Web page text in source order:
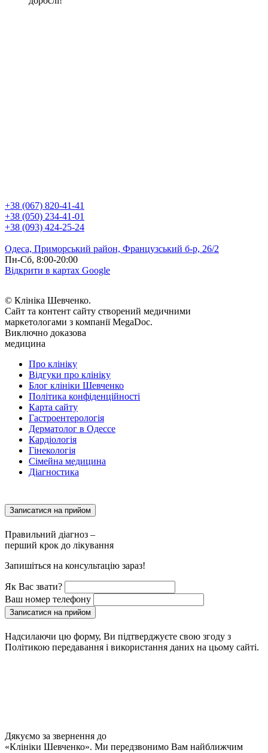
+38 (067) 820-41-41
+38 (050) 234-41-01
+38 (093) 424-25-24
Одеса, Приморський район, Французський б-р, 26/2
Пн-Сб, 8:00-20:00
Відкрити в картах Google
© Клініка Шевченко.
Сайт та контент сайту створений медичними
маркетологами з компанії MegaDoc.
Виключно доказова
медицина
Про клініку
Відгуки про клініку
Блог клініки Шевченко
Політика конфіденційності
Карта сайту
Гастроентерологія
Дерматолог в Одессе
Кардіологія
Гінекологія
Сімейна медицина
Діагностика
Записатися на прийом
Правильний діагноз –
перший крок до лікування
Запишіться на консультацію зараз!
Як Вас звати?
Ваш номер телефону
Записатися на прийом
Надсилаючи цю форму, Ви підтверджуєте свою згоду з
Політикою передавання і використання даних на цьому сайті.
Дякуємо за звернення до
«Клініки Шевченко». Ми передзвонимо Вам найближчим